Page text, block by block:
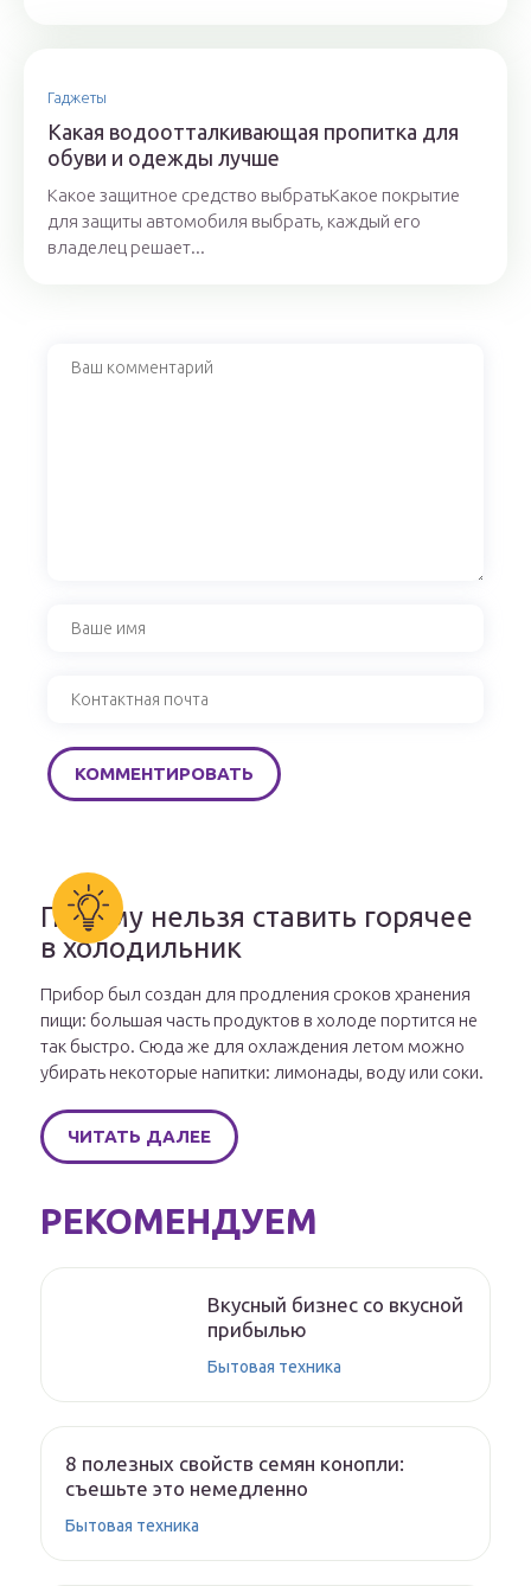
Гаджеты
Какая водоотталкивающая пропитка для
обуви и одежды лучше
Какое защитное средство выбратьКакое покрытие
для защиты автомобиля выбрать, каждый его
владелец решает...
Почему нельзя ставить горячее
в холодильник
Прибор был создан для продления сроков хранения
пищи: большая часть продуктов в холоде портится не
так быстро. Сюда же для охлаждения летом можно
убирать некоторые напитки: лимонады, воду или соки.
ЧИТАТЬ ДАЛЕЕ
РЕКОМЕНДУЕМ
Вкусный бизнес со вкусной
прибылью
Бытовая техника
8 полезных свойств семян конопли:
съешьте это немедленно
Бытовая техника